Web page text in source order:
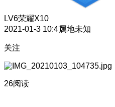
LV6荣耀X10
2021-01-3 10:47属地未知
关注
26阅读